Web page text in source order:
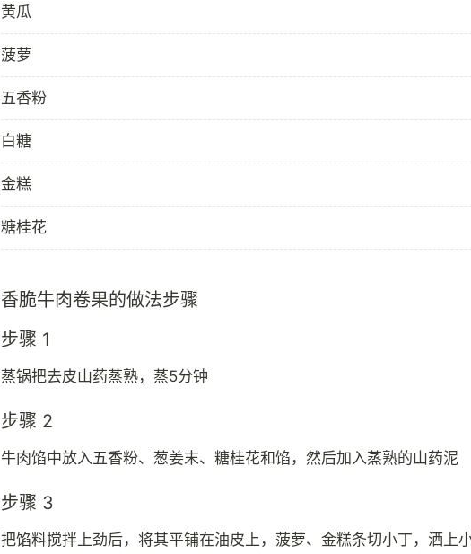
黄瓜
菠萝
五香粉
白糖
金糕
糖桂花
香脆牛肉卷果的做法步骤
步骤 1
蒸锅把去皮山药蒸熟，蒸5分钟
步骤 2
牛肉馅中放入五香粉、葱姜末、糖桂花和馅，然后加入蒸熟的山药泥
步骤 3
把馅料搅拌上劲后，将其平铺在油皮上，菠萝、金糕条切小丁，洒上